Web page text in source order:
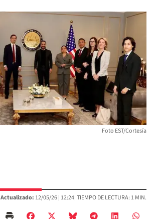
Foto EST/Cortesía
Actualizado: 12/05/26 | 12:24| TIEMPO DE LECTURA: 1 MIN.